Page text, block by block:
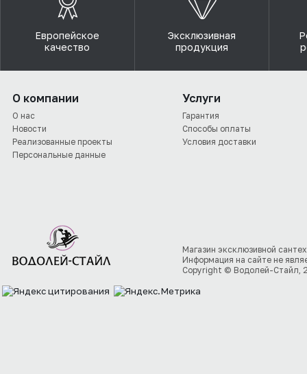
Европейское
качество
Эксклюзивная
продукция
О компании
О нас
Новости
Реализованные проекты
Персональные данные
Услуги
Гарантия
Способы оплаты
Условия доставки
Магазин эксклюзивной
Информация на сайте не
Copyright © Водолей-Стайл,